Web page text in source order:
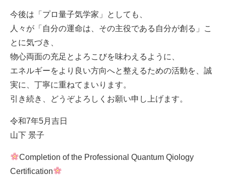
今後は「プロ量子気学家」としても、
人々が「自分の運命は、その主役である自分が創る」こ
とに気づき、
物心両面の充足とよろこびを味わえるように、
エネルギーをより良い方向へと整えるための活動を、誠
実に、丁寧に重ねてまいります。
引き続き、どうぞよろしくお願い申し上げます。
令和7年5月吉日
山下 景子
Completion of the Professional Quantum Qiology
Certification